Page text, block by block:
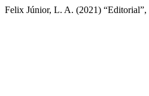
Felix Júnior, L. A. (2021) “Editorial”,